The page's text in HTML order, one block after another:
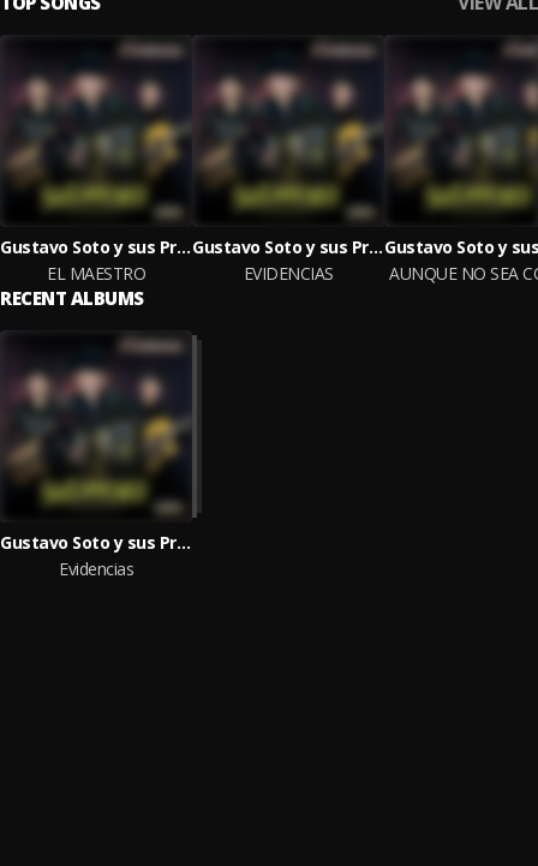
Gustavo Soto y sus Principales
EL MAESTRO
Gustavo Soto y sus Principales
EVIDENCIAS
RECENT ALBUMS
Gustavo Soto y sus Principales
Evidencias